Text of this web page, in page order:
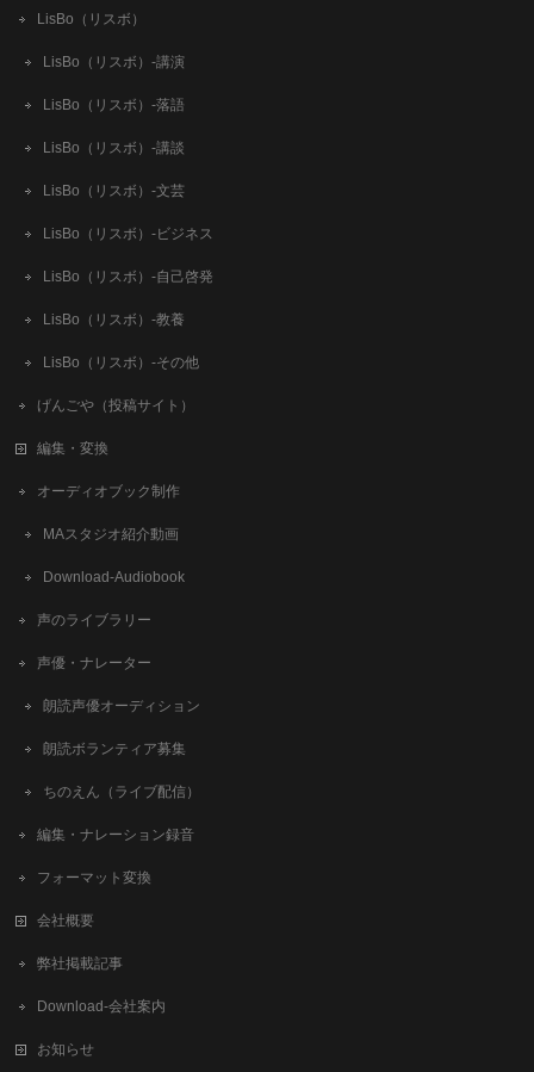
LisBo（リスボ）
LisBo（リスボ）-講演
LisBo（リスボ）-落語
LisBo（リスボ）-講談
LisBo（リスボ）-文芸
LisBo（リスボ）-ビジネス
LisBo（リスボ）-自己啓発
LisBo（リスボ）-教養
LisBo（リスボ）-その他
げんごや（投稿サイト）
編集・変換
オーディオブック制作
MAスタジオ紹介動画
Download-Audiobook
声のライブラリー
声優・ナレーター
朗読声優オーディション
朗読ボランティア募集
ちのえん（ライブ配信）
編集・ナレーション録音
フォーマット変換
会社概要
弊社掲載記事
Download-会社案内
お知らせ